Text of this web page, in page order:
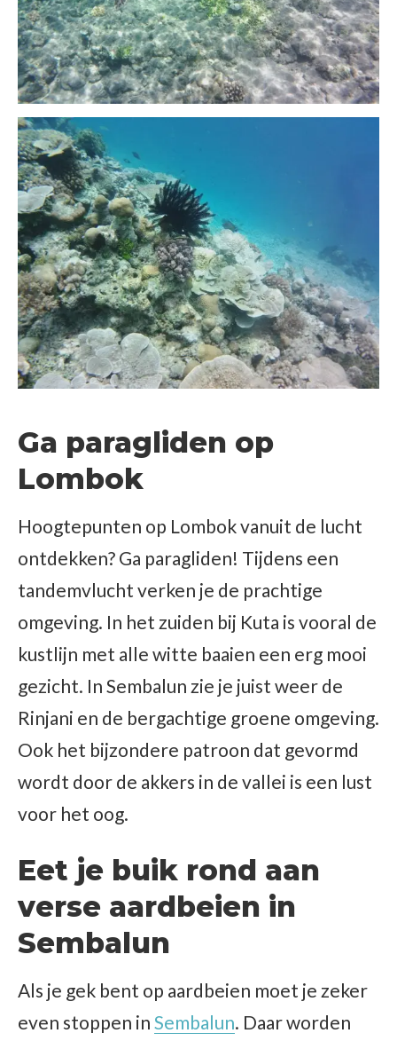
Ga paragliden op
Lombok
Hoogtepunten op Lombok vanuit de lucht
ontdekken? Ga paragliden! Tijdens een
tandemvlucht verken je de prachtige
omgeving. In het zuiden bij Kuta is vooral de
kustlijn met alle witte baaien een erg mooi
gezicht. In Sembalun zie je juist weer de
Rinjani en de bergachtige groene omgeving.
Ook het bijzondere patroon dat gevormd
wordt door de akkers in de vallei is een lust
voor het oog.
Eet je buik rond aan
verse aardbeien in
Sembalun
Als je gek bent op aardbeien moet je zeker
even stoppen in Sembalun. Daar worden